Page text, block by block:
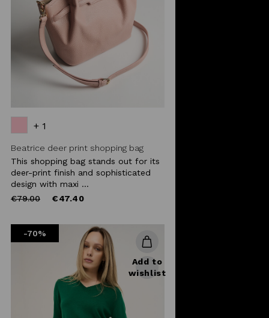
+ 1
Beatrice deer print shopping bag
This shopping bag stands out for its
deer-print finish and sophisticated
design with maxi ...
Price
€79.00to €47.40
-70%
Add to
wishlist